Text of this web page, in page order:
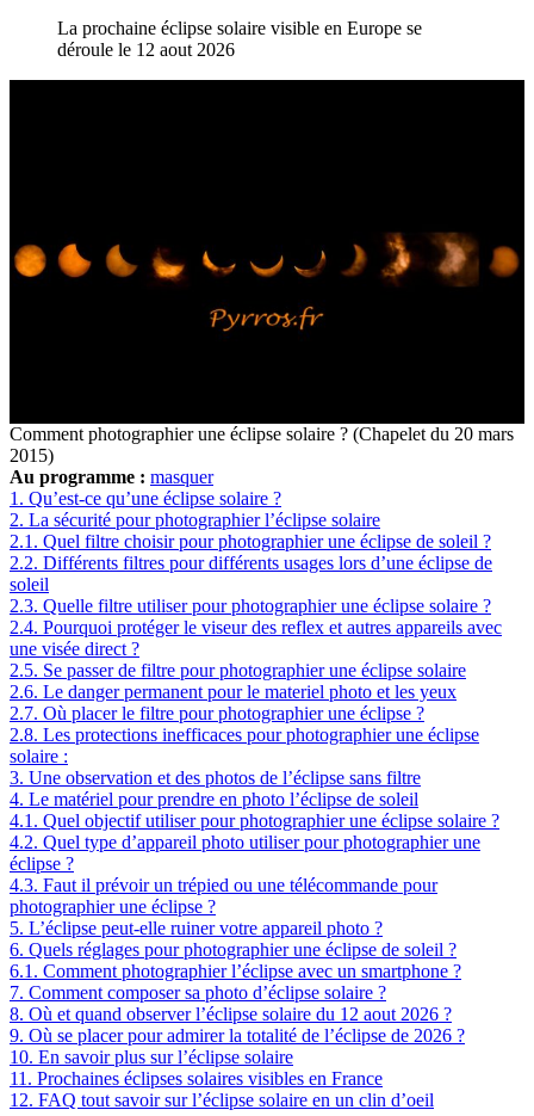
La prochaine éclipse solaire visible en Europe se
déroule le 12 aout 2026
Comment photographier une éclipse solaire ? (Chapelet du 20 mars
2015)
Au programme : masquer
1. Qu’est-ce qu’une éclipse solaire ?
2. La sécurité pour photographier l’éclipse solaire
2.1. Quel filtre choisir pour photographier une éclipse de soleil ?
2.2. Différents filtres pour différents usages lors d’une éclipse de
soleil
2.3. Quelle filtre utiliser pour photographier une éclipse solaire ?
2.4. Pourquoi protéger le viseur des reflex et autres appareils avec
une visée direct ?
2.5. Se passer de filtre pour photographier une éclipse solaire
2.6. Le danger permanent pour le materiel photo et les yeux
2.7. Où placer le filtre pour photographier une éclipse ?
2.8. Les protections inefficaces pour photographier une éclipse
solaire :
3. Une observation et des photos de l’éclipse sans filtre
4. Le matériel pour prendre en photo l’éclipse de soleil
4.1. Quel objectif utiliser pour photographier une éclipse solaire ?
4.2. Quel type d’appareil photo utiliser pour photographier une
éclipse ?
4.3. Faut il prévoir un trépied ou une télécommande pour
photographier une éclipse ?
5. L’éclipse peut-elle ruiner votre appareil photo ?
6. Quels réglages pour photographier une éclipse de soleil ?
6.1. Comment photographier l’éclipse avec un smartphone ?
7. Comment composer sa photo d’éclipse solaire ?
8. Où et quand observer l’éclipse solaire du 12 aout 2026 ?
9. Où se placer pour admirer la totalité de l’éclipse de 2026 ?
10. En savoir plus sur l’éclipse solaire
11. Prochaines éclipses solaires visibles en France
12. FAQ tout savoir sur l’éclipse solaire en un clin d’oeil